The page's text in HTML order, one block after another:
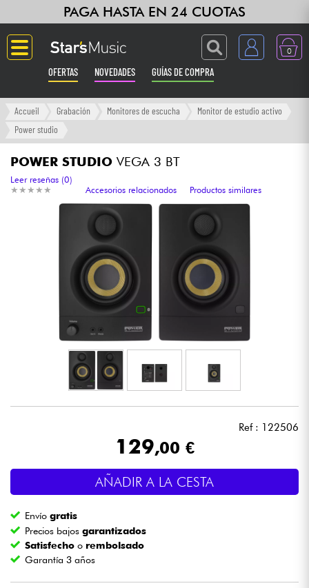
PAGA HASTA EN 24 CUOTAS
0
OFERTAS NOVEDADES GUÍAS DE COMPRA
Langue
Ampli & Efectos
Sintetizadores & samplers
Grabación
Auriculares
Micros
Luces
Vientos
Accueil Grabación Monitores de escucha
Monitor de estudio activo
Power studio
POWER STUDIO VEGA 3 BT
★ ★ ★ ★ ★
★ ★ ★ ★ ★
Leer reseñas (0)
Accesorios relacionados
Productos similares
Ref : 122506
129,00 €
AÑADIR A LA CESTA
Envíogratis
Precios bajosgarantizados
Satisfecho o rembolsado
Garantía 3 años